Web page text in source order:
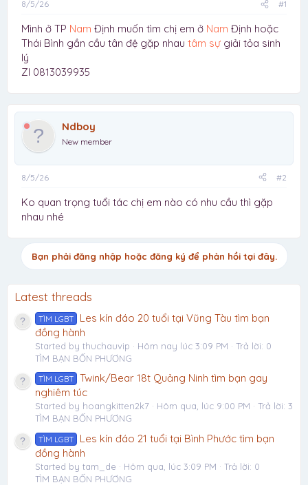
8/5/26 #1
Mình ở TP Nam Định muốn tìm chị em ở Nam Định hoặc
Thái Bình gần cầu tân đệ gặp nhau tâm sự giải tỏa sinh
lý
Zl 0813039935
Ndboy
New member
8/5/26 #2
Ko quan trọng tuổi tác chị em nào có nhu cầu thì gặp
nhau nhé
Bạn phải đăng nhập hoặc đăng ký để phản hồi tại đây.
Latest threads
TÌM LGBT
Les kín đáo 20 tuổi tại Vũng Tàu tìm bạn
đồng hành
Started by thuchauvip Hôm nay lúc 3:09 PM
Trả lời: 0
TÌM BẠN BỐN PHƯƠNG
TÌM LGBT
Twink/Bear 18t Quảng Ninh tìm bạn gay
nghiêm túc
Started by hoangkitten2k7 Hôm qua, lúc 9:00 PM
Trả lời: 3
TÌM BẠN BỐN PHƯƠNG
TÌM LGBT
Les kín đáo 21 tuổi tại Bình Phước tìm bạn
đồng hành
Started by tam_de Hôm qua, lúc 3:09 PM
Trả lời: 0
TÌM BẠN BỐN PHƯƠNG